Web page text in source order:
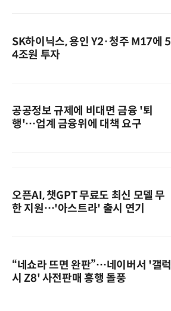
SK하이닉스, 용인 Y2·청주 M17에 5
4조원 투자
공공정보 규제에 비대면 금융 '퇴
행'…업계 금융위에 대책 요구
오픈AI, 챗GPT 무료도 최신 모델 무
한 지원…'아스트라' 출시 연기
“네쇼라 뜨면 완판”…네이버서 '갤럭
시 Z8' 사전판매 흥행 돌풍